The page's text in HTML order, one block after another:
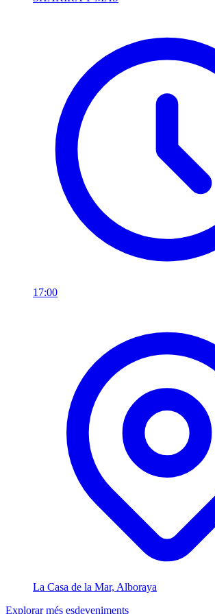
17:00
La Casa de la Mar, Alboraya
Explorar més esdeveniments